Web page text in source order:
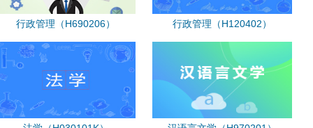
行政管理（H690206） 行政管理（H120402）